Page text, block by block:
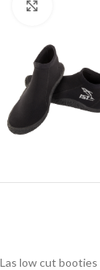
Las low cut booties